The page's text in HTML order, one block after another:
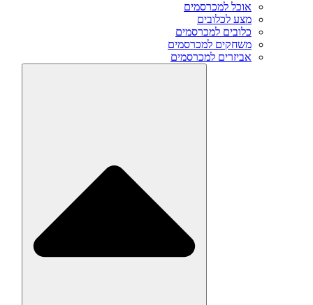
אוכל למכרסמים
מצע לכלובים
כלובים למכרסמים
משחקים למכרסמים
אביזרים למכרסמים